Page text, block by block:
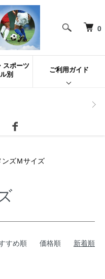
0
スポーツ
別
ご利用ガイド
ズＭサイズ
すめ順 価格順 新着順